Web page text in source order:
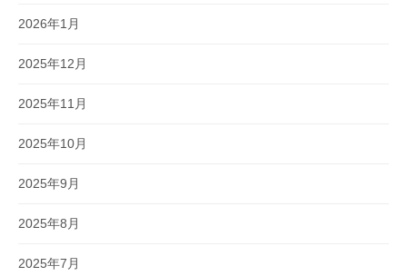
2026年1月
2025年12月
2025年11月
2025年10月
2025年9月
2025年8月
2025年7月